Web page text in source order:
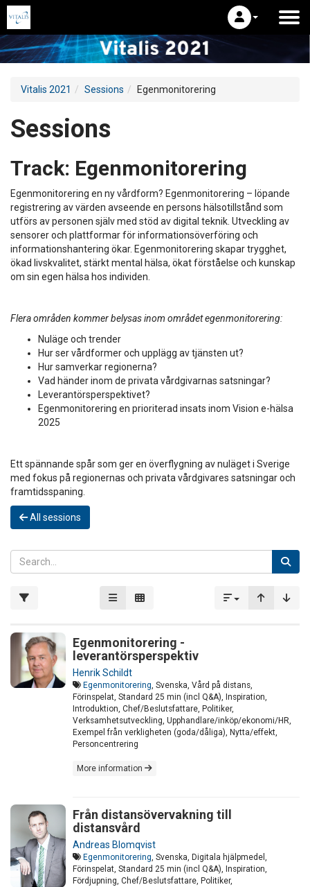
Vitalis 2021 Sessions Egenmonitorering
Sessions
Track: Egenmonitorering
Egenmonitorering en ny vårdform? Egenmonitorering – löpande
registrering av värden avseende en persons hälsotillstånd som
utförs av personen själv med stöd av digital teknik. Utveckling av
sensorer och plattformar för informationsöverföring och
informationshantering ökar. Egenmonitorering skapar trygghet,
ökad livskvalitet, stärkt mental hälsa, ökat förståelse och kunskap
om sin egen hälsa hos individen.
Flera områden kommer belysas inom området egenmonitorering:
Nuläge och trender
Hur ser vårdformer och upplägg av tjänsten ut?
Hur samverkar regionerna?
Vad händer inom de privata vårdgivarnas satsningar?
Leverantörsperspektivet?
Egenmonitorering en prioriterad insats inom Vision e-hälsa
2025
Ett spännande spår som ger en överflygning av nuläget i Sverige
med fokus på regionernas och privata vårdgivares satsningar och
framtidsspaning.
All sessions
Egenmonitorering -
leverantörsperspektiv
Henrik Schildt
Egenmonitorering, Svenska, Vård på distans,
Förinspelat, Standard 25 min (incl Q&A), Inspiration,
Introduktion, Chef/Beslutsfattare, Politiker,
Verksamhetsutveckling, Upphandlare/inköp/ekonomi/HR,
Exempel från verkligheten (goda/dåliga), Nytta/effekt,
Personcentrering
More information
Från distansövervakning till
distansvård
Andreas Blomqvist
Egenmonitorering, Svenska, Digitala hjälpmedel,
Förinspelat, Standard 25 min (incl Q&A), Inspiration,
Fördjupning, Chef/Beslutsfattare, Politiker,